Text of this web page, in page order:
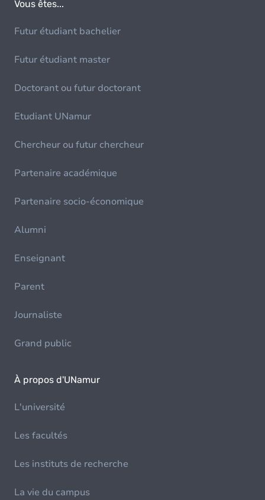
Vous êtes...
Futur étudiant bachelier
Futur étudiant master
Doctorant ou futur doctorant
Etudiant UNamur
Chercheur ou futur chercheur
Partenaire académique
Partenaire socio-économique
Alumni
Enseignant
Parent
Journaliste
Grand public
À propos d'UNamur
L'université
Les facultés
Les instituts de recherche
La vie du campus